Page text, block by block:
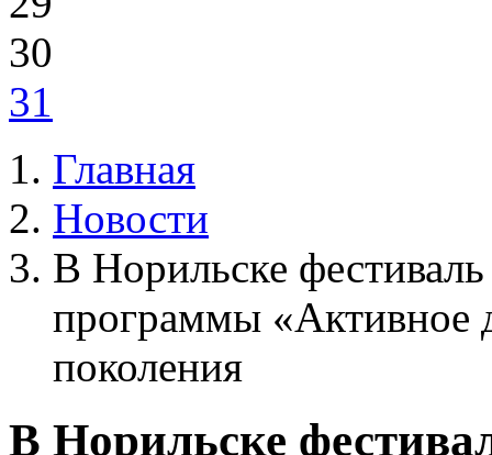
30
31
Главная
Новости
В Норильске
программы «Активное
поколения
В Норильске